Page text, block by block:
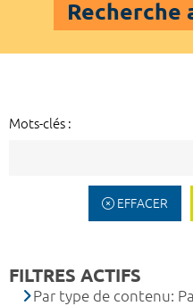
Recherche
Mots-clés :
EFFACER
FILTRES ACTIFS
Par type de contenu: